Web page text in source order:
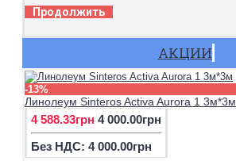
Продолжить
АКЦИИ
-13%
Линолеум Sinteros Activa Aurora 1 3м*3м
4 588.33грн 4 000.00грн
Без НДС: 4 000.00грн